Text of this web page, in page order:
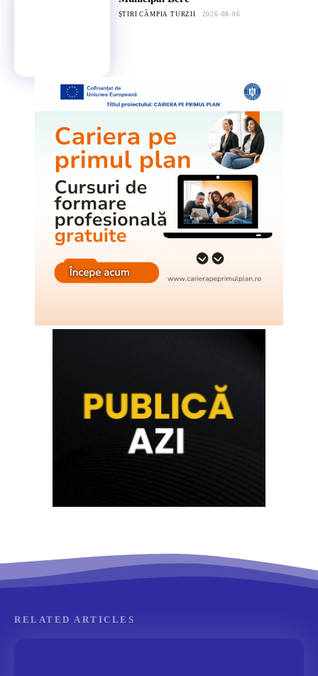
ȘTIRI CÂMPIA TURZII 2026-08-06
RELATED ARTICLES